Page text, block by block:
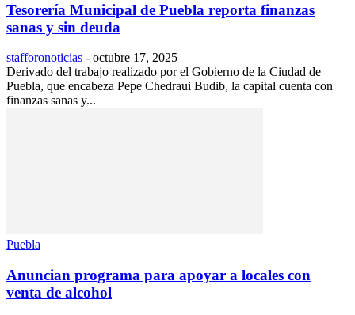
Tesorería Municipal de Puebla reporta finanzas
sanas y sin deuda
stafforonoticias - octubre 17, 2025
Derivado del trabajo realizado por el Gobierno de la Ciudad de
Puebla, que encabeza Pepe Chedraui Budib, la capital cuenta con
finanzas sanas y...
Puebla
Anuncian programa para apoyar a locales con
venta de alcohol